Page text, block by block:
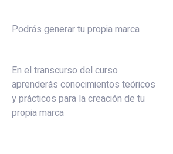
Podrás generar tu propia marca
En el transcurso del curso
aprenderás conocimientos teóricos
y prácticos para la creación de tu
propia marca